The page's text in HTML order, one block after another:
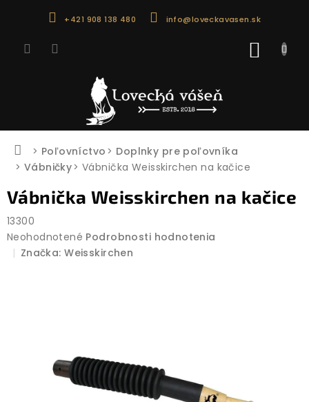
+421 908 138 480 info@loveckavasen.sk
Domov
Poľovníctvo
Doplnky pre poľovníka
Vábničky
Vábnička Weisskirchen na kačice
Vábnička Weisskirchen na kačice
13300
Priemerné
hodnotenie
Neohodnotené Podrobnosti hodnotenia
Značka:Weisskirchen